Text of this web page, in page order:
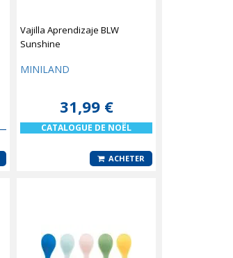
Vajilla Aprendizaje BLW
Sunshine
MINILAND
31,99 €
CATALOGUE DE NOËL
ACHETER